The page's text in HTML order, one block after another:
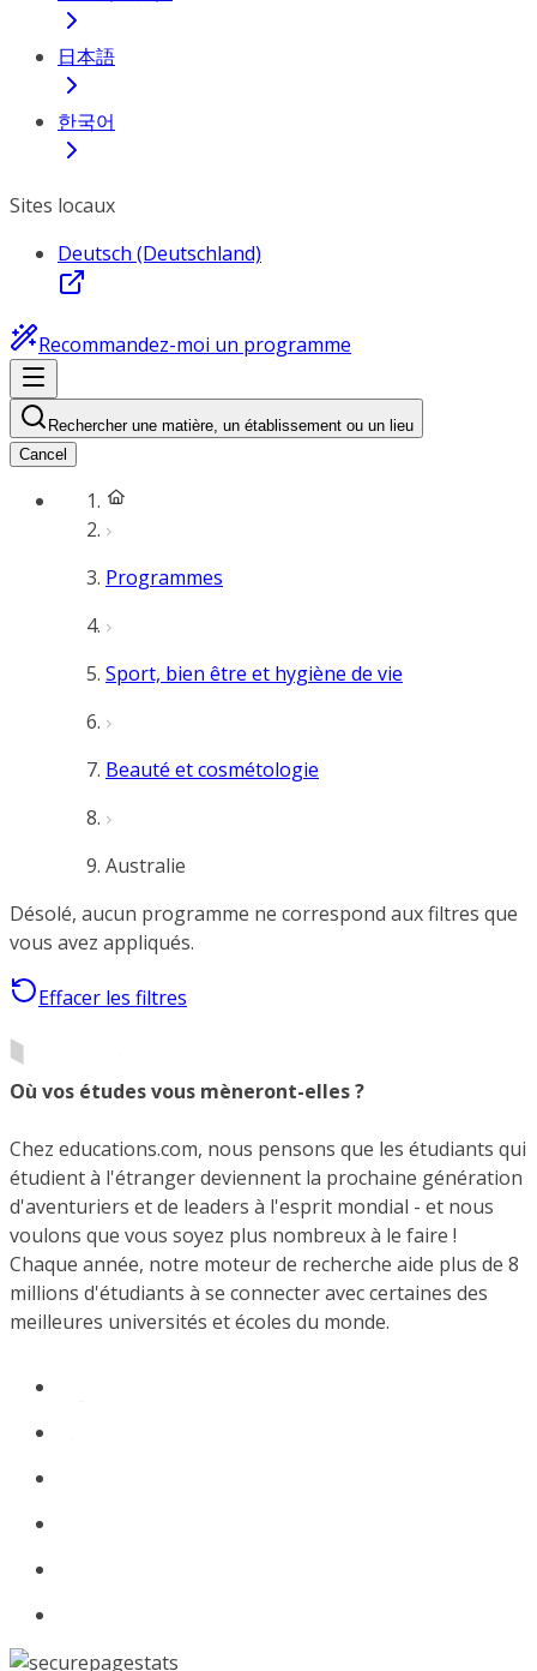
日本語
한국어
Sites locaux
Deutsch (Deutschland)
Recommandez-moi un programme
Rechercher une matière, un établissement ou un lieu
Cancel
Programmes
Sport, bien être et hygiène de vie
Beauté et cosmétologie
Australie
Désolé, aucun programme ne correspond aux filtres que
vous avez appliqués.
Effacer les filtres
Où vos études vous mèneront-elles ?
Chez educations.com, nous pensons que les étudiants qui
étudient à l'étranger deviennent la prochaine génération
d'aventuriers et de leaders à l'esprit mondial - et nous
voulons que vous soyez plus nombreux à le faire !
Chaque année, notre moteur de recherche aide plus de 8
millions d'étudiants à se connecter avec certaines des
meilleures universités et écoles du monde.